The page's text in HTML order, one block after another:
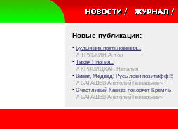
Новые публикации:
• Булыжник преткновения...
// ТРУБКИН Антон
• Тихая Япония...
// КРИВИЦКАЯ Наталия
• Виват, Медвед! Русь лови позитифф!!!
// БАТАШЕВ Анатолий Геннадьевич
• Счастливый Кавказ покоряет Кремль
// БАТАШЕВ Анатолий Геннадьевич